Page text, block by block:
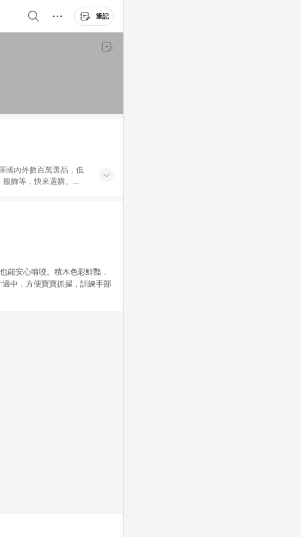
筆記
國內外數百萬選品，低
飾等，快來選購。
能安心啃咬。積木色彩鮮豔，
中，方便寶寶抓握，訓練手部